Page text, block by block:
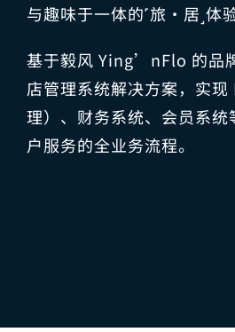
与趣味于一体的˹旅·居˼体验
基于毅风 Ying’nFlo 的品
店管理系统解决方案，实
理）、财务系统、会员系
户服务的全业务流程。